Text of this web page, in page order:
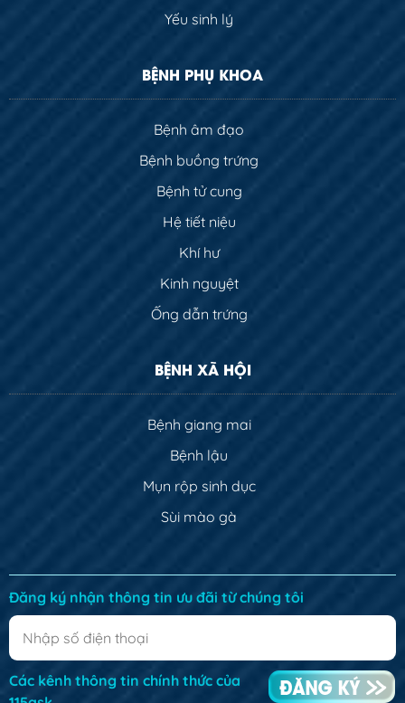
Yếu sinh lý
BỆNH PHỤ KHOA
Bệnh âm đạo
Bệnh buồng trứng
Bệnh tử cung
Hệ tiết niệu
Khí hư
Kinh nguyệt
Ống dẫn trứng
BỆNH XÃ HỘI
Bệnh giang mai
Bệnh lậu
Mụn rộp sinh dục
Sùi mào gà
Đăng ký nhận thông tin ưu đãi từ chúng tôi
Các kênh thông tin chính thức của